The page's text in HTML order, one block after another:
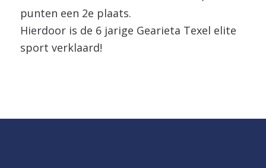
punten een 2e plaats.
Hierdoor is de 6 jarige Gearieta Texel elite
sport verklaard!